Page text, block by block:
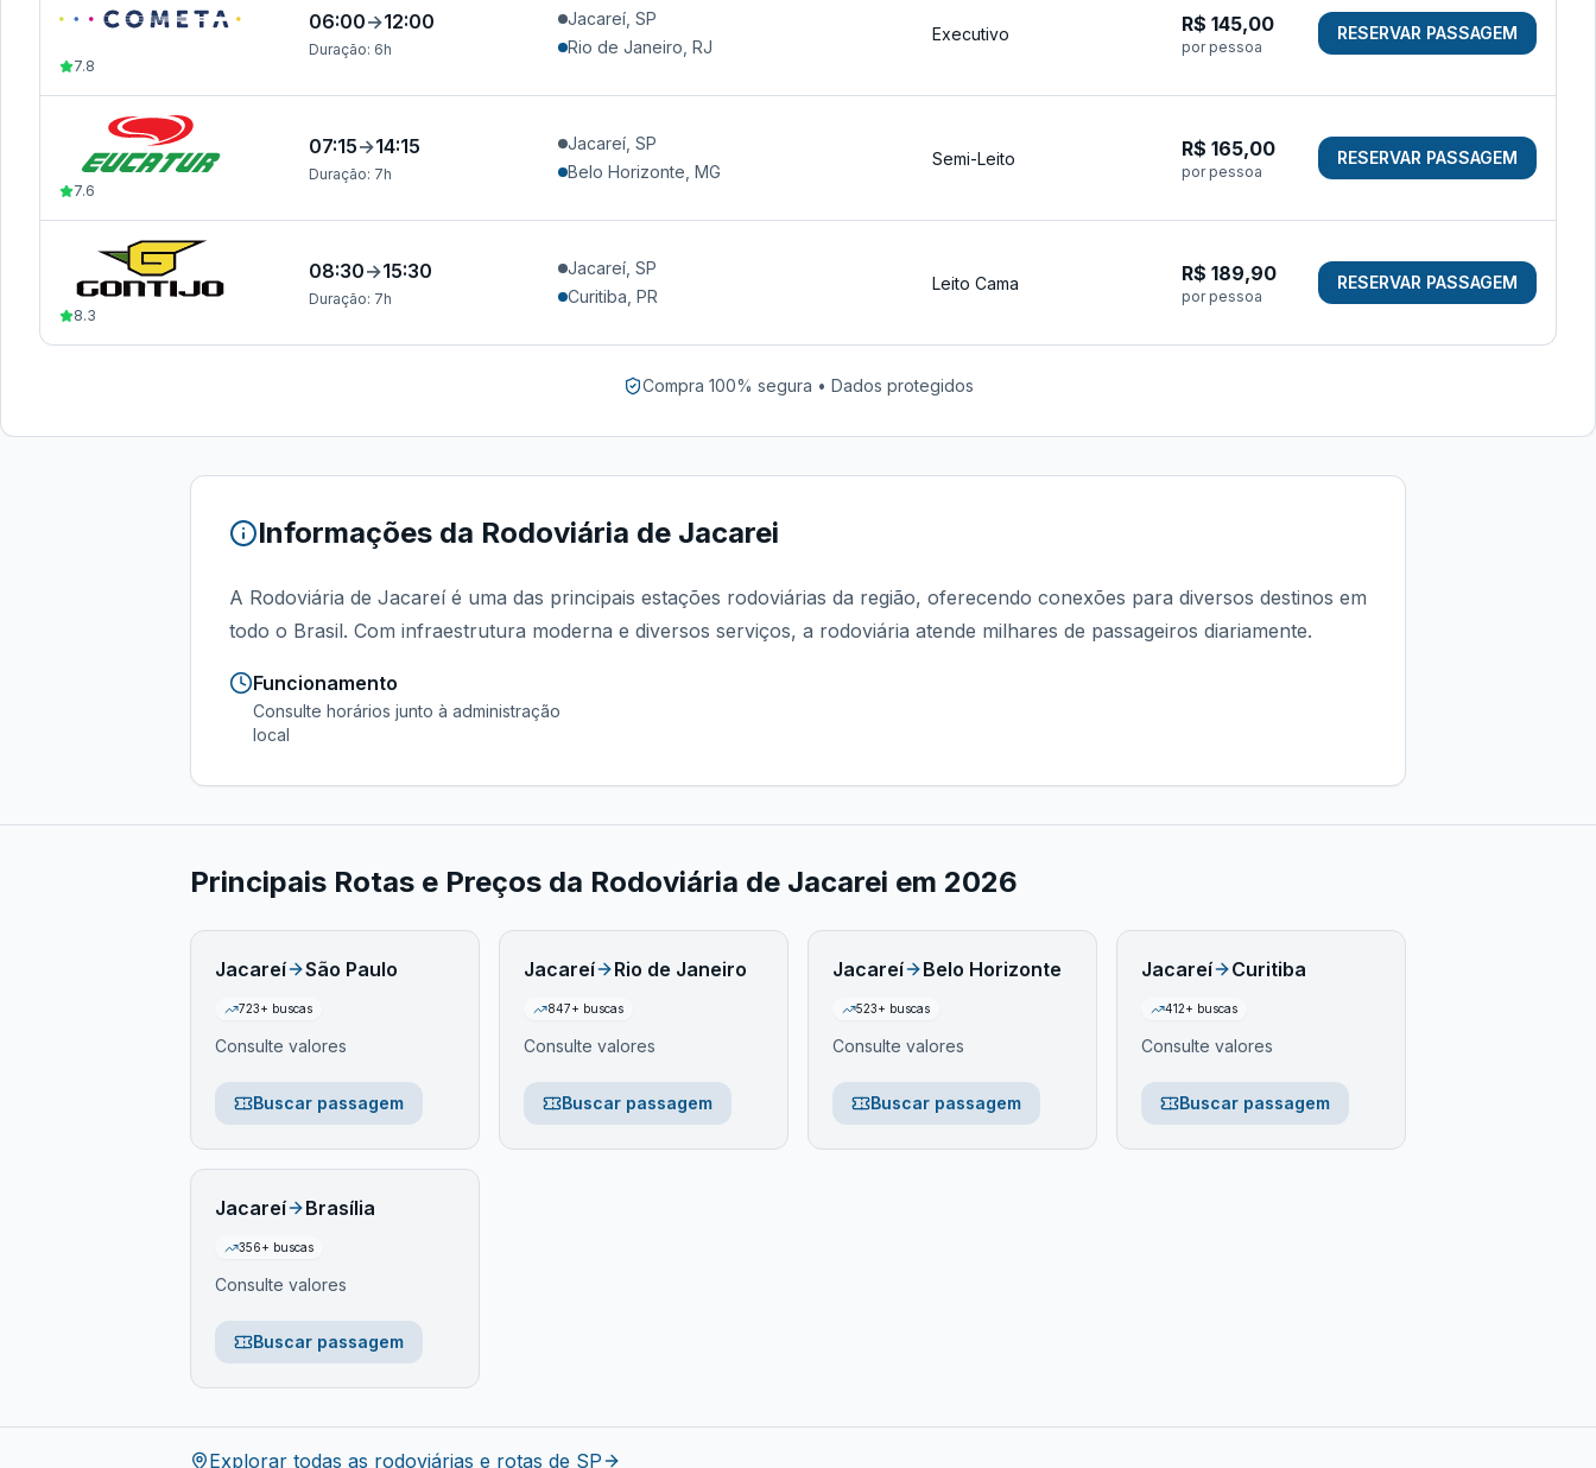
7.8
06:00→12:00
Duração: 6h
Jacareí, SP
Rio de Janeiro, RJ
Executivo R$ 145,00
por pessoa
RESERVAR PASSAGEM
7.6
07:15→14:15
Duração: 7h
Jacareí, SP
Belo Horizonte, MG
Semi-Leito R$ 165,00
por pessoa
RESERVAR PASSAGEM
8.3
08:30→15:30
Duração: 7h
Jacareí, SP
Curitiba, PR
Leito Cama R$ 189,90
por pessoa
RESERVAR PASSAGEM
Compra 100% segura • Dados protegidos
Informações da Rodoviária de Jacarei
A Rodoviária de Jacareí é uma das principais estações rodoviárias da região, oferecendo conexões para diversos destinos em
todo o Brasil. Com infraestrutura moderna e diversos serviços, a rodoviária atende milhares de passageiros diariamente.
Funcionamento
Consulte horários junto à administração
local
Principais Rotas e Preços da Rodoviária de Jacarei em 2026
Jacareí São Paulo
723+ buscas
Consulte valores
Buscar passagem
Jacareí Rio de Janeiro
847+ buscas
Consulte valores
Buscar passagem
Jacareí Belo Horizonte
523+ buscas
Consulte valores
Buscar passagem
Jacareí Curitiba
412+ buscas
Consulte valores
Buscar passagem
Jacareí Brasília
356+ buscas
Consulte valores
Buscar passagem
Explorar todas as rodoviárias e rotas de SP